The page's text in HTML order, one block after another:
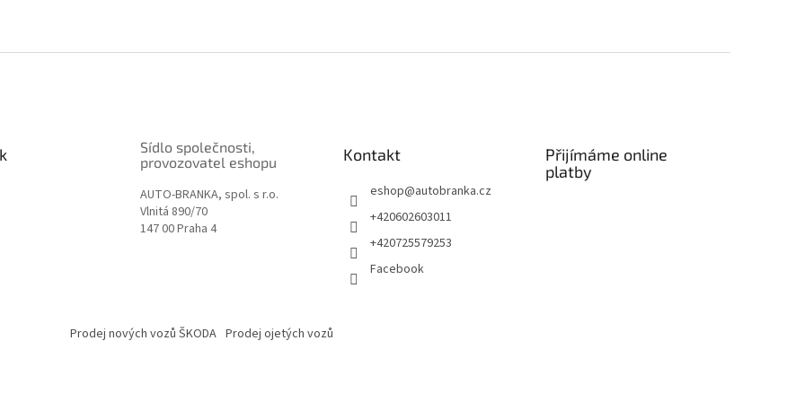
Sídlo společnosti,
provozovatel eshopu
AUTO-BRANKA, spol. s r.o.
Vlnitá 890/70
147 00 Praha 4
Kontakt
eshop@autobranka.cz
+420602603011
+420725579253
Facebook
Přijímáme online
platby
Prodej nových vozů ŠKODA Prodej ojetých vozů